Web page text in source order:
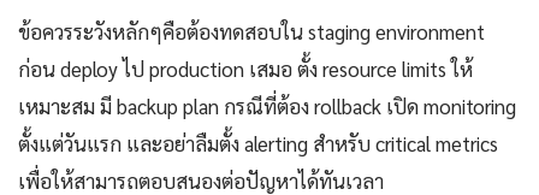
ข้อควรระวังหลักๆคือต้องทดสอบใน staging environment
ก่อน deploy ไป production เสมอ ตั้ง resource limits ให้
เหมาะสม มี backup plan กรณีที่ต้อง rollback เปิด monitoring
ตั้งแต่วันแรก และอย่าลืมตั้ง alerting สำหรับ critical metrics
เพื่อให้สามารถตอบสนองต่อปัญหาได้ทันเวลา